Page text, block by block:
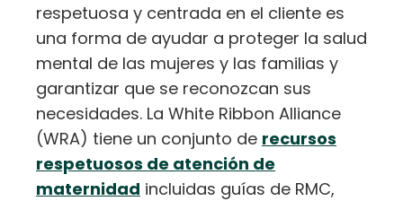
respetuosa y centrada en el cliente es
una forma de ayudar a proteger la salud
mental de las mujeres y las familias y
garantizar que se reconozcan sus
necesidades. La White Ribbon Alliance
(WRA) tiene un conjunto de recursos
respetuosos de atención de
maternidad incluidas guías de RMC,